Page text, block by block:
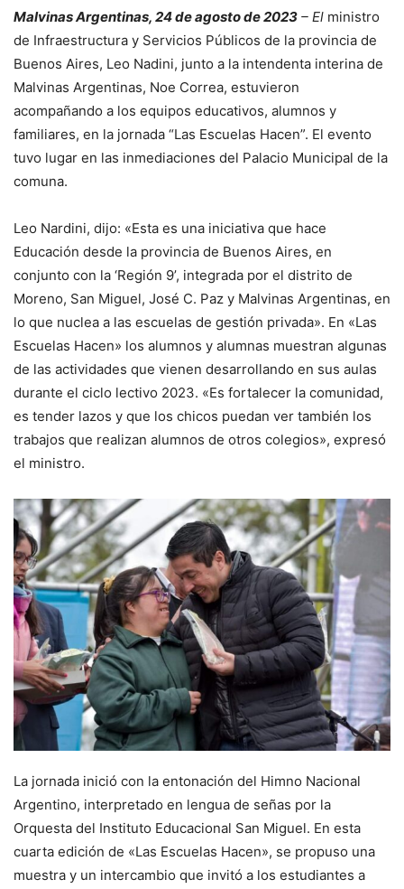
Malvinas Argentinas, 24 de agosto de 2023 – El ministro
de Infraestructura y Servicios Públicos de la provincia de
Buenos Aires, Leo Nadini, junto a la intendenta interina de
Malvinas Argentinas, Noe Correa, estuvieron
acompañando a los equipos educativos, alumnos y
familiares, en la jornada “Las Escuelas Hacen”. El evento
tuvo lugar en las inmediaciones del Palacio Municipal de la
comuna.
Leo Nardini, dijo: «Esta es una iniciativa que hace
Educación desde la provincia de Buenos Aires, en
conjunto con la ‘Región 9’, integrada por el distrito de
Moreno, San Miguel, José C. Paz y Malvinas Argentinas, en
lo que nuclea a las escuelas de gestión privada». En «Las
Escuelas Hacen» los alumnos y alumnas muestran algunas
de las actividades que vienen desarrollando en sus aulas
durante el ciclo lectivo 2023. «Es fortalecer la comunidad,
es tender lazos y que los chicos puedan ver también los
trabajos que realizan alumnos de otros colegios», expresó
el ministro.
La jornada inició con la entonación del Himno Nacional
Argentino, interpretado en lengua de señas por la
Orquesta del Instituto Educacional San Miguel. En esta
cuarta edición de «Las Escuelas Hacen», se propuso una
muestra y un intercambio que invitó a los estudiantes a